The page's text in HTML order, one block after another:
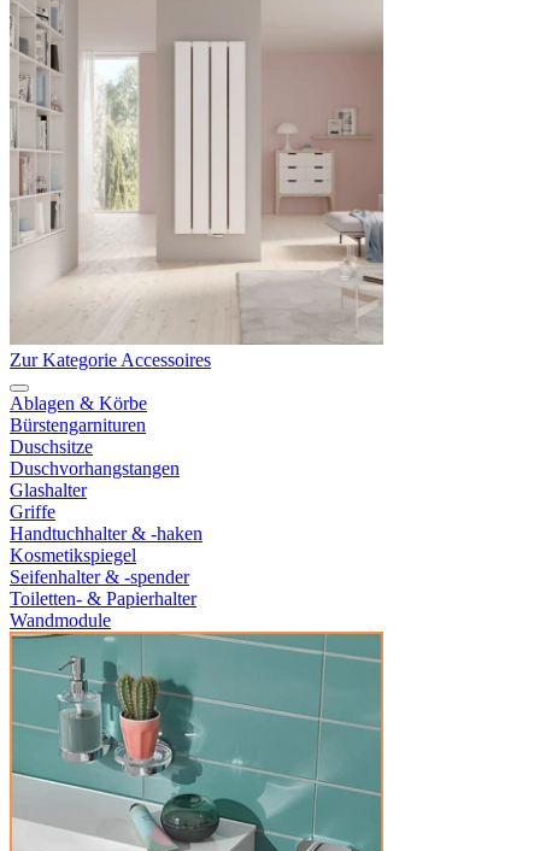
Zur Kategorie Accessoires
Ablagen & Körbe
Bürstengarnituren
Duschsitze
Duschvorhangstangen
Glashalter
Griffe
Handtuchhalter & -haken
Kosmetikspiegel
Seifenhalter & -spender
Toiletten- & Papierhalter
Wandmodule